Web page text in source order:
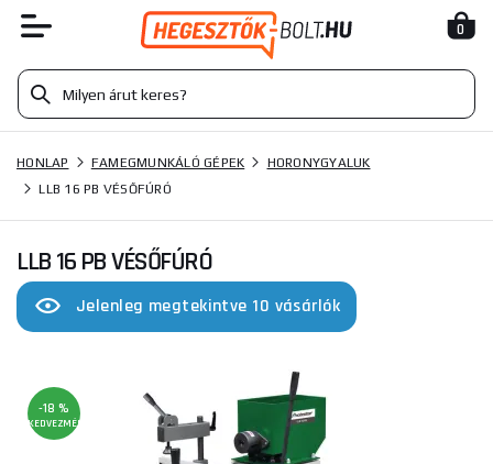
0
HONLAP FAMEGMUNKÁLÓ GÉPEK
HORONYGYALUK
LLB 16 PB VÉSŐFÚRÓ
LLB 16 PB VÉSŐFÚRÓ
Jelenleg megtekintve 10 vásárlók
-18 %
KEDVEZMÉNY